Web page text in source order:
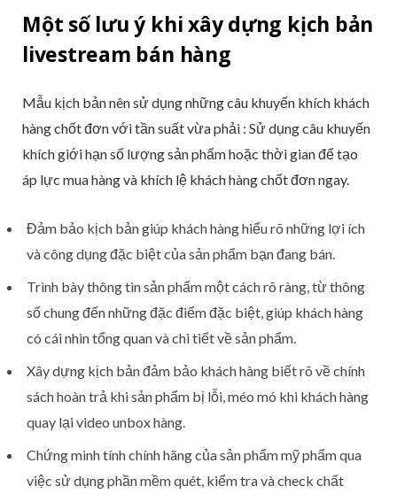
Một số lưu ý khi xây dựng kịch bản
livestream bán hàng
Mẫu kịch bản nên sử dụng những câu khuyến khích khách
hàng chốt đơn với tần suất vừa phải : Sử dụng câu khuyến
khích giới hạn số lượng sản phẩm hoặc thời gian để tạo
áp lực mua hàng và khích lệ khách hàng chốt đơn ngay.
Đảm bảo kịch bản giúp khách hàng hiểu rõ những lợi ích
và công dụng đặc biệt của sản phẩm bạn đang bán.
Trình bày thông tin sản phẩm một cách rõ ràng, từ thông
số chung đến những đặc điểm đặc biệt, giúp khách hàng
có cái nhìn tổng quan và chi tiết về sản phẩm.
Xây dựng kịch bản đảm bảo khách hàng biết rõ về chính
sách hoàn trả khi sản phẩm bị lỗi, méo mó khi khách hàng
quay lại video unbox hàng.
Chứng minh tính chính hãng của sản phẩm mỹ phẩm qua
việc sử dụng phần mềm quét, kiểm tra và check chất